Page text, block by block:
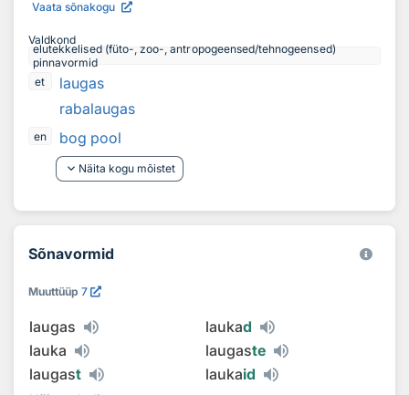
Vaata sõnakogu
Valdkond
elutekkelised (füto-, zoo-, antropogeensed/tehnogeensed)
pinnavormid
et
laugas
rabalaugas
en
bog pool
keyboard_arrow_down Näita kogu mõistet
Sõnavormid
Muuttüüp 7
laugas laukad
lauka
laugaste
laugast laukaid